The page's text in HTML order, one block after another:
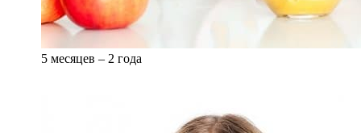
5 месяцев – 2 года